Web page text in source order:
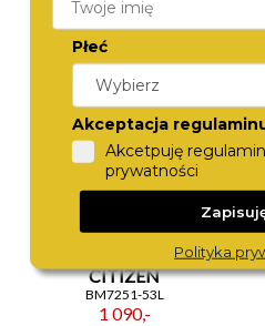
CITIZEN
BM7251-53L
1 090,-
Płeć
Akceptacja
Akcetpuję
prywatności
Polityka